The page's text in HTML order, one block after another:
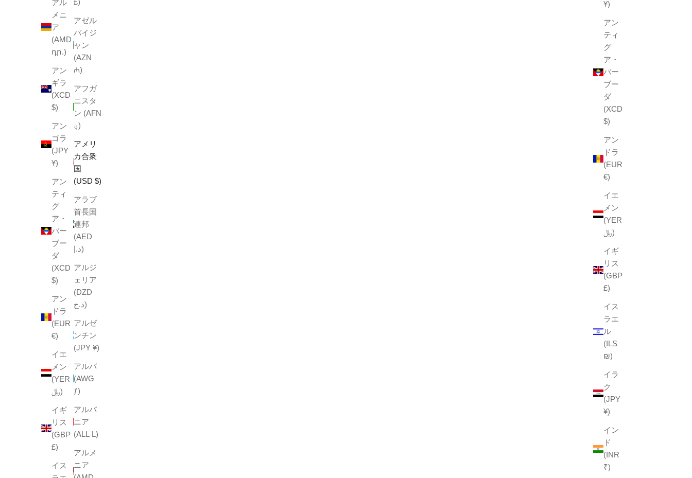
¥)
アン
ティ
グ
ア・
バー
ブー
ダ
(XCD
$)
アン
ドラ
(EUR
€)
イエ
メン
(YER
﷼)
イギ
リス
(GBP
£)
イス
ラエ
ル
(ILS
₪)
イラ
ク
(JPY
¥)
イン
ド
(INR
₹)
アル
メニ
ア
(AMD
դր.)
アン
ギラ
(XCD
$)
アン
ゴラ
(JPY
¥)
アン
ティ
グ
ア・
バー
ブー
ダ
(XCD
$)
アン
ドラ
(EUR
€)
イエ
メン
(YER
﷼)
イギ
リス
(GBP
£)
イス
アゼル
バイジ
ャン
(AZN
₼)
アフガ
ニスタ
ン (AFN
؋)
アメリ
カ合衆
国
(USD $)
アラブ
首長国
連邦
(AED
د.إ)
アルジ
ェリア
(DZD
د.ج)
アルゼ
ンチン
(JPY ¥)
アルバ
(AWG
ƒ)
アルバ
ニア
(ALL L)
アルメ
ニア